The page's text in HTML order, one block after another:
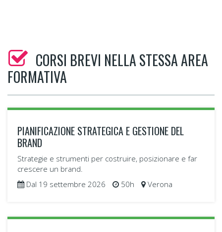
CORSI BREVI NELLA STESSA AREA
FORMATIVA
PIANIFICAZIONE STRATEGICA E GESTIONE DEL
BRAND
Strategie e strumenti per costruire, posizionare e far
crescere un brand.
Dal 19 settembre 2026
50h Verona